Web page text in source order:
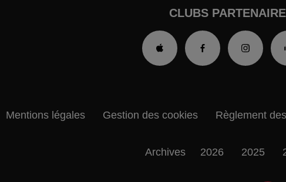
CLUBS
Mentions légales Gestion des cookies Règlement
Archives 2026 2025